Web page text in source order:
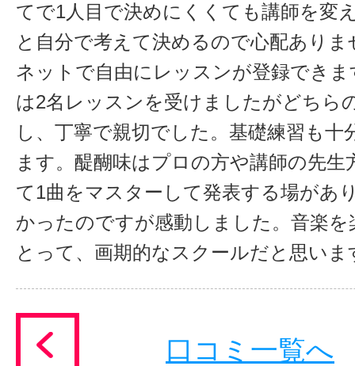
てで1人目で決めにくくても講師を変
と自分で考えて決めるので心配あり
ネットで自由にレッスンが登録できま
は2名レッスンを受けましたがどちら
し、丁寧で親切でした。基礎練習も十
ます。醍醐味はプロの方や講師の先生
て1曲をマスターして発表する場があ
かったのですが感動しました。音楽
とって、画期的なスクールだと思いま
口コミ一覧へ